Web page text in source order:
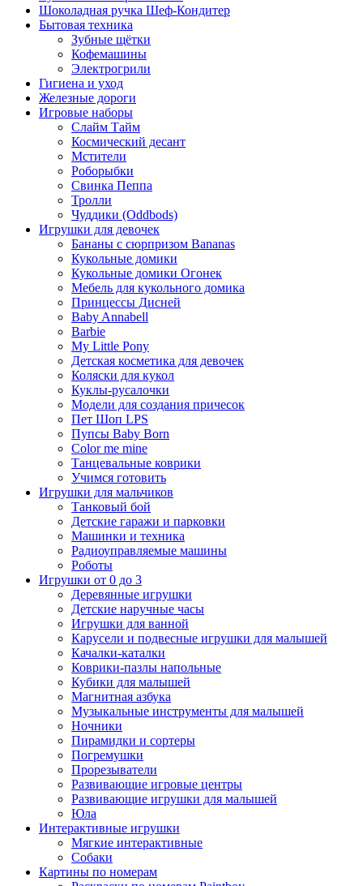
Шоколадная ручка Шеф-Кондитер
Бытовая техника
Зубные щётки
Кофемашины
Электрогрили
Гигиена и уход
Железные дороги
Игровые наборы
Слайм Тайм
Космический десант
Мстители
Роборыбки
Свинка Пеппа
Тролли
Чуддики (Oddbods)
Игрушки для девочек
Бананы с сюрпризом Bananas
Кукольные домики
Кукольные домики Огонек
Мебель для кукольного домика
Принцессы Дисней
Baby Annabell
Barbie
My Little Pony
Детская косметика для девочек
Коляски для кукол
Куклы-русалочки
Модели для создания причесок
Пет Шоп LPS
Пупсы Baby Born
Сolor me mine
Танцевальные коврики
Учимся готовить
Игрушки для мальчиков
Танковый бой
Детские гаражи и парковки
Машинки и техника
Радиоуправляемые машины
Роботы
Игрушки от 0 до 3
Деревянные игрушки
Детские наручные часы
Игрушки для ванной
Карусели и подвесные игрушки для малышей
Качалки-каталки
Коврики-пазлы напольные
Кубики для малышей
Магнитная азбука
Музыкальные инструменты для малышей
Ночники
Пирамидки и сортеры
Погремушки
Прорезыватели
Развивающие игровые центры
Развивающие игрушки для малышей
Юла
Интерактивные игрушки
Мягкие интерактивные
Собаки
Картины по номерам